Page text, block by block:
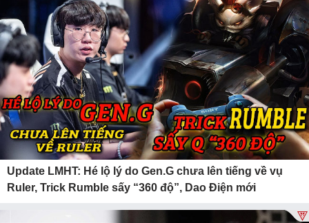
Update LMHT: Hé lộ lý do Gen.G chưa lên tiếng về vụ
Ruler, Trick Rumble sấy “360 độ”, Dao Điện mới